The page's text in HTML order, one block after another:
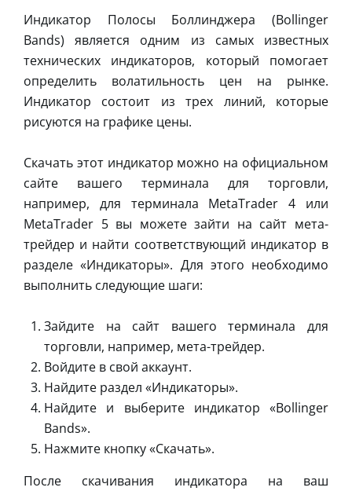
Индикатор Полосы Боллинджера (Bollinger
Bands) является одним из самых известных
технических индикаторов, который помогает
определить волатильность цен на рынке.
Индикатор состоит из трех линий, которые
рисуются на графике цены.
Скачать этот индикатор можно на официальном
сайте вашего терминала для торговли,
например, для терминала MetaTrader 4 или
MetaTrader 5 вы можете зайти на сайт мета-
трейдер и найти соответствующий индикатор в
разделе «Индикаторы». Для этого необходимо
выполнить следующие шаги:
Зайдите на сайт вашего терминала для
торговли, например, мета-трейдер.
Войдите в свой аккаунт.
Найдите раздел «Индикаторы».
Найдите и выберите индикатор «Bollinger
Bands».
Нажмите кнопку «Скачать».
После скачивания индикатора на ваш